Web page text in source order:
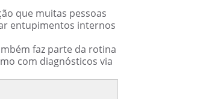
que muitas pessoas
entupimentos internos
faz parte da rotina
com diagnósticos via